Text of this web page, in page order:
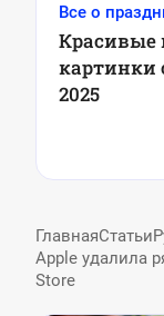
Все о
Красивые
картинки
2025
ГлавнаяСтатьи
Apple удалила
Store